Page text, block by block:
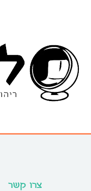
צרו קשר